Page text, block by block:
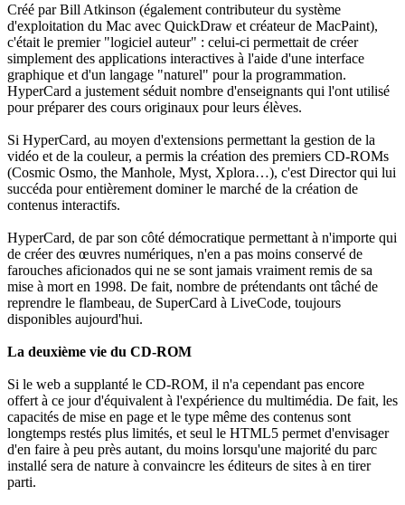
Créé par Bill Atkinson (également contributeur du système
d'exploitation du Mac avec QuickDraw et créateur de MacPaint),
c'était le premier "logiciel auteur" : celui-ci permettait de créer
simplement des applications interactives à l'aide d'une interface
graphique et d'un langage "naturel" pour la programmation.
HyperCard a justement séduit nombre d'enseignants qui l'ont utilisé
pour préparer des cours originaux pour leurs élèves.
Si HyperCard, au moyen d'extensions permettant la gestion de la
vidéo et de la couleur, a permis la création des premiers CD-ROMs
(Cosmic Osmo, the Manhole, Myst, Xplora…), c'est Director qui lui
succéda pour entièrement dominer le marché de la création de
contenus interactifs.
HyperCard, de par son côté démocratique permettant à n'importe qui
de créer des œuvres numériques, n'en a pas moins conservé de
farouches aficionados qui ne se sont jamais vraiment remis de sa
mise à mort en 1998. De fait, nombre de prétendants ont tâché de
reprendre le flambeau, de SuperCard à LiveCode, toujours
disponibles aujourd'hui.
La deuxième vie du CD-ROM
Si le web a supplanté le CD-ROM, il n'a cependant pas encore
offert à ce jour d'équivalent à l'expérience du multimédia. De fait, les
capacités de mise en page et le type même des contenus sont
longtemps restés plus limités, et seul le HTML5 permet d'envisager
d'en faire à peu près autant, du moins lorsqu'une majorité du parc
installé sera de nature à convaincre les éditeurs de sites à en tirer
parti.